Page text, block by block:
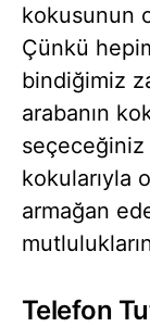
kokusunun
Çünkü
bindiğimiz
arabanın
seçeceğiniz
kokularıyla
armağan
Telefon